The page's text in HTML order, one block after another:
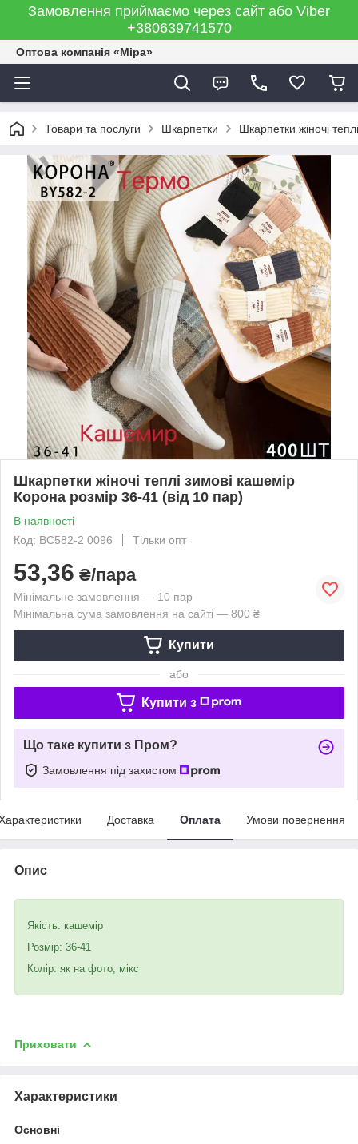
Замовлення приймаємо через сайт або Viber
+380639741570
Оптова компанія «Міра»
Товари та послуги Шкарпетки Шкарпетки жіночі теплі
Шкарпетки жіночі теплі зимові кашемір
Корона розмір 36-41 (від 10 пар)
В наявності
Код: BC582-2 0096
Тільки опт
53,36 ₴/пара
Мінімальне замовлення — 10 пар
Мінімальна сума замовлення на сайті — 800 ₴
Купити
або
Купити з
Що таке купити з Пром?
Замовлення під захистом
Доставка Оплата Умови повернення
Опис
Якість: кашемір
Розмір: 36-41
Колір: як на фото, мікс
Приховати
Характеристики
Основні